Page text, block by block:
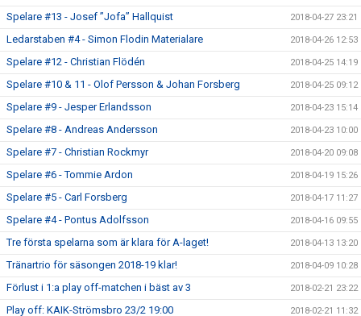
Spelare #13 - Josef ”Jofa” Hallquist 2018-04-27 23:21
Ledarstaben #4 - Simon Flodin Materialare 2018-04-26 12:53
Spelare #12 - Christian Flödén 2018-04-25 14:19
Spelare #10 & 11 - Olof Persson & Johan Forsberg 2018-04-25 09:12
Spelare #9 - Jesper Erlandsson 2018-04-23 15:14
Spelare #8 - Andreas Andersson 2018-04-23 10:00
Spelare #7 - Christian Rockmyr 2018-04-20 09:08
Spelare #6 - Tommie Ardon 2018-04-19 15:26
Spelare #5 - Carl Forsberg 2018-04-17 11:27
Spelare #4 - Pontus Adolfsson 2018-04-16 09:55
Tre första spelarna som är klara för A-laget! 2018-04-13 13:20
Tränartrio för säsongen 2018-19 klar! 2018-04-09 10:28
Förlust i 1:a play off-matchen i bäst av 3 2018-02-21 23:22
Play off: KAIK-Strömsbro 23/2 19:00 2018-02-21 11:32